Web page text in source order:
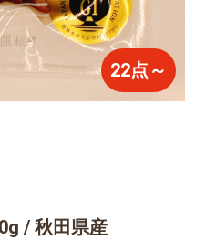
22点～
/ 秋田県産